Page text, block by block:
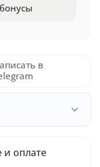
в
оплате